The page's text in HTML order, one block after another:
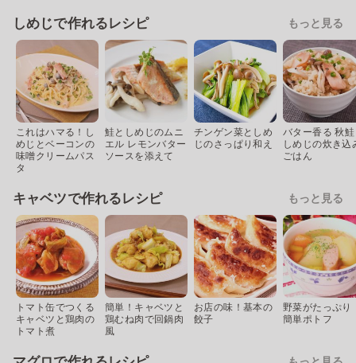
しめじで作れるレシピ もっと見る
これはハマる！し
めじとベーコンの
味噌クリームパス
タ
鮭としめじのムニ
エル レモンバター
ソースを添えて
チンゲン菜としめ
じのさっぱり和え
バター香る 秋
しめじの炊き込
ごはん
キャベツで作れるレシピ もっと見る
トマト缶でつくる
キャベツと鶏肉の
トマト煮
簡単！キャベツと
鶏むね肉で回鍋肉
風
お店の味！基本の
餃子
野菜がたっぷり
簡単ポトフ